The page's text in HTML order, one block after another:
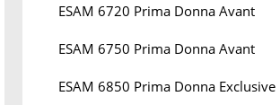
ESAM 6720 Prima Donna Avant
ESAM 6750 Prima Donna Avant
ESAM 6850 Prima Donna Exclusive